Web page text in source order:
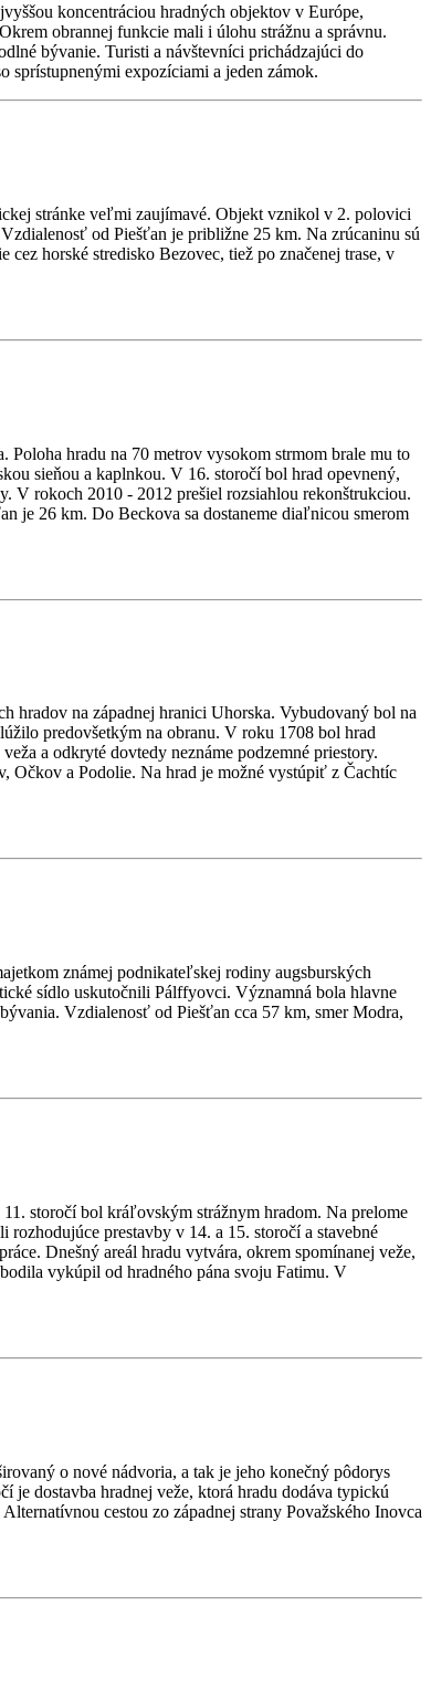
koncentráciou hradných objektov v Európe,
obrannej funkcie mali i úlohu strážnu a správnu.
bývanie. Turisti a návštevníci prichádzajúci do
sprístupnenými expozíciami a jeden zámok.
stránke veľmi zaujímavé. Objekt vznikol v 2. polovici
od Piešťan je približne 25 km. Na zrúcaninu sú
horské stredisko Bezovec, tiež po značenej trase, v
Poloha hradu na 70 metrov vysokom strmom brale mu to
sieňou a kaplnkou. V 16. storočí bol hrad opevnený,
V rokoch 2010 - 2012 prešiel rozsiahlou rekonštrukciou.
je 26 km. Do Beckova sa dostaneme diaľnicou smerom
hradov na západnej hranici Uhorska. Vybudovaný bol na
predovšetkým na obranu. V roku 1708 bol hrad
a odkryté dovtedy neznáme podzemné priestory.
Očkov a Podolie. Na hrad je možné vystúpiť z Čachtíc
známej podnikateľskej rodiny augsburských
sídlo uskutočnili Pálffyovci. Významná bola hlavne
Vzdialenosť od Piešťan cca 57 km, smer Modra,
storočí bol kráľovským strážnym hradom. Na prelome
prestavby v 14. a 15. storočí a stavebné
Dnešný areál hradu vytvára, okrem spomínanej veže,
vykúpil od hradného pána svoju Fatimu. V
o nové nádvoria, a tak je jeho konečný pôdorys
dostavba hradnej veže, ktorá hradu dodáva typickú
cestou zo západnej strany Považského Inovca